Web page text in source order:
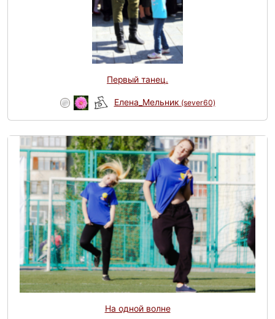
Первый танец.
Елена_Мельник (sever60)
На одной волне